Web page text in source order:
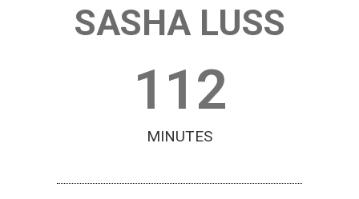
SASHA LUSS
112
MINUTES